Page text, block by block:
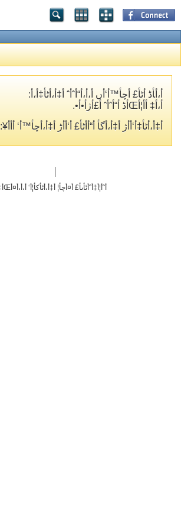
أ،أ‍أڈ أٹأ£ أچأ™أ‘أں أ،أ،أ“أˆأˆ أ‡أ،أٹأ‡أ،أ­:
أ،أ‡ أ­أ¦أŒأڈ أ“أˆأˆ أ£أژأ•أ•.
أ‡أ،أٹأ‡أ‘أ­أژ أ‡أ،أگأ­ أ“أ­أٹأ£ أ‘أ‌أڑ أ‡أ،أچأ™أ‘ أ‌أ­أ¥:
أˆأ¦أ‡أˆأٹأںأ£ أ¤أچأ¦ أ‡أ،أٹأکأ¦أ‘ أ،أ،أ¤أŒأ‡أچ